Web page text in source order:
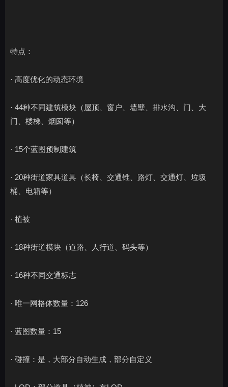
特点：
· 高度优化的动态环境
· 44种不同建筑模块（屋顶、窗户、墙壁、排水沟、门、大
门、楼梯、烟囱等）
· 15个蓝图预制建筑
· 20种街道家具道具（长椅、交通锥、路灯、交通灯、垃圾
桶、电箱等）
· 植被
· 18种街道模块（道路、人行道、码头等）
· 16种不同交通标志
· 唯一网格体数量：126
· 蓝图数量：15
· 碰撞：是，大部分自动生成，部分自定义